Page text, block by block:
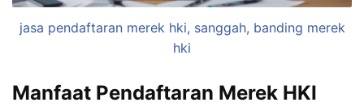
jasa pendaftaran merek hki, sanggah, banding merek
hki
Manfaat Pendaftaran Merek HKI